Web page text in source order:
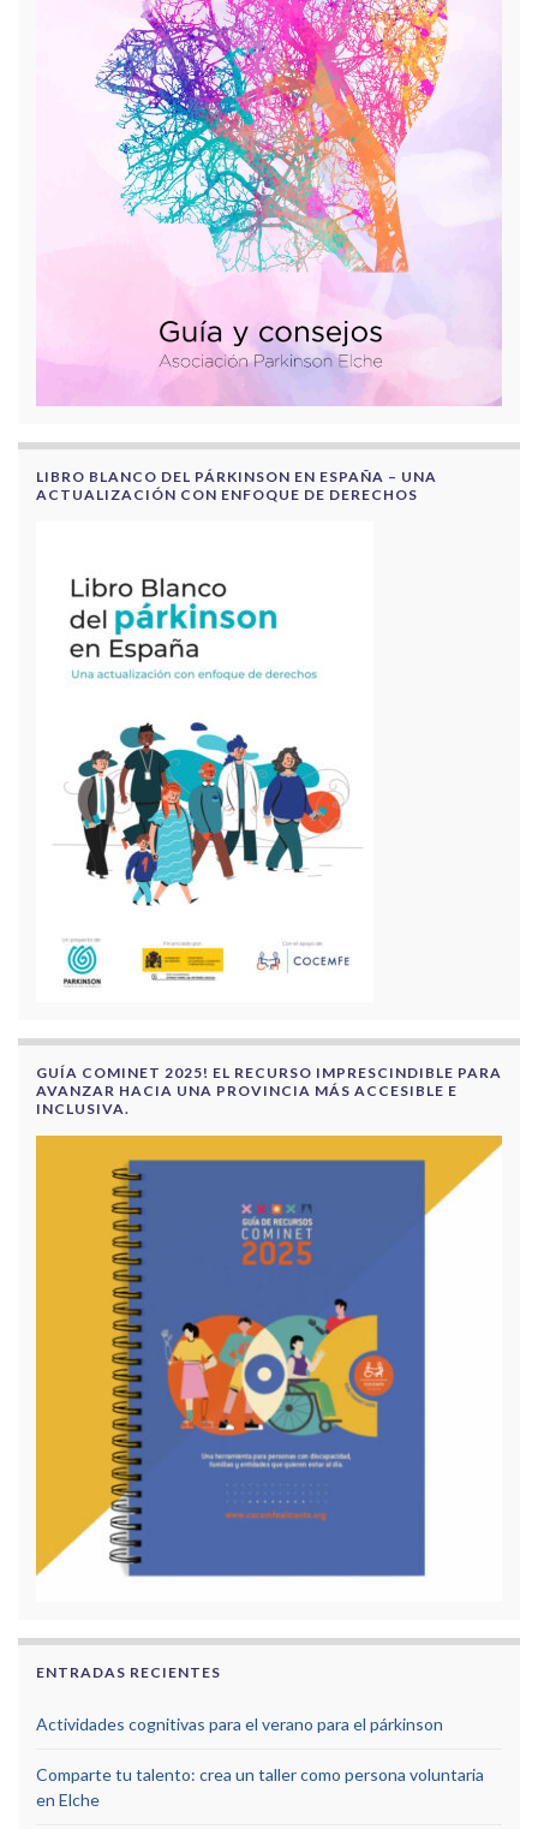
LIBRO BLANCO DEL PÁRKINSON EN ESPAÑA – UNA
ACTUALIZACIÓN CON ENFOQUE DE DERECHOS
GUÍA COMINET 2025! EL RECURSO IMPRESCINDIBLE PARA
AVANZAR HACIA UNA PROVINCIA MÁS ACCESIBLE E
INCLUSIVA.
ENTRADAS RECIENTES
Actividades cognitivas para el verano para el párkinson
Comparte tu talento: crea un taller como persona voluntaria
en Elche